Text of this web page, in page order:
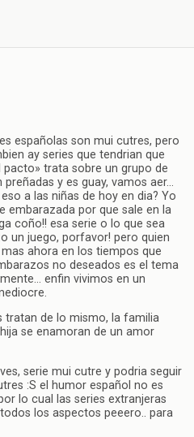
españolas son mui cutres, pero
ay series que tendrian que
pacto» trata sobre un grupo de
preñadas y es guay, vamos aer…
a las niñas de hoy en dia? Yo
embarazada por que sale en la
coño!! esa serie o lo que sea
un juego, porfavor! pero quien
ahora en los tiempos que
no deseados es el tema
enfin vivimos en un
tratan de lo mismo, la familia
se enamoran de un amor
serie mui cutre y podria seguir
:S el humor español no es
lo cual las series extranjeras
los aspectos peeero.. para